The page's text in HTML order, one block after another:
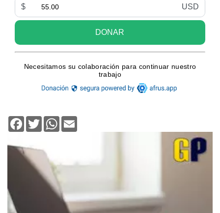
Facebook
TwitterWhatsApp